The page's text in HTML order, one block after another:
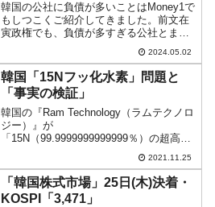
韓国の公社に負債が多いことはMoney1で
もしつこくご紹介してきました。前文在
寅政権でも、負債が多すぎる公社とまだ
マシな公社を合併させるなど、小狡い施
策を行いましたが――本質的には変わっ
ていません。政府は「どうせ一つの財布
みたいなもの」と考...
2024.05.02
韓国「15Nフッ化水素」問題と
「事実の検証」
韓国の『Ram Technology（ラムテクノロ
ジー）』が
「15N（99.9999999999999％）の超高純
度のフッ化水素の生産技術を開発した」
と報じられた件です。事実を確認してみ
ます。まず、『ラムテクノロジー』は記
事の元になった報道...
2021.11.25
「韓国株式市場」25日(木)決着・
KOSPI「3,471」